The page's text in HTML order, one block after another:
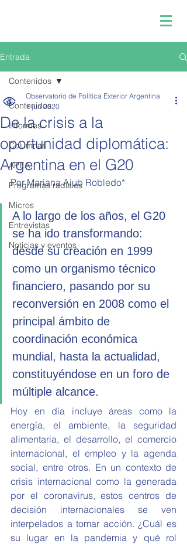
Entrada
Contenidos
Informes
Columnas
APEA
Programas radiales
Micros
Entrevistas
Noticias y eventos
Contenidos
De la crisis a la
oportunidad diplomática:
Argentina en el G20
Observatorio de Política Exterior Argentina
1 jun 2020
Por Mariana Aiub Robledo*
A lo largo de los años, el G20
se ha ido transformando:
desde su creación en 1999
como un organismo técnico
financiero, pasando por su
reconversión en 2008 como el
principal ámbito de
coordinación económica
mundial, hasta la actualidad,
constituyéndose en un foro de
múltiple alcance.
Hoy en día incluye áreas como la
energía, el ambiente, la seguridad
alimentaria, el desarrollo, el comercio
internacional, el empleo y la agenda
social, entre otros. En un contexto de
crisis internacional como la generada
por el coronavirus, estos centros de
decisión internacionales se ven
interpelados a tomar acción. ¿Cuál es
su lugar en la pandemia y qué rol